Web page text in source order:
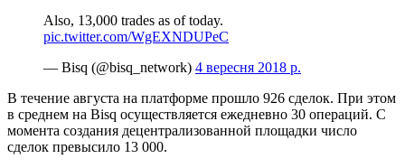
Also, 13,000 trades as of today.
pic.twitter.com/WgEXNDUPeC
— Bisq (@bisq_network) 4 вересня 2018 р.
В течение августа на платформе прошло 926 сделок. При этом
в среднем на Bisq осуществляется ежедневно 30 операций. С
момента создания децентрализованной площадки число
сделок превысило 13 000.